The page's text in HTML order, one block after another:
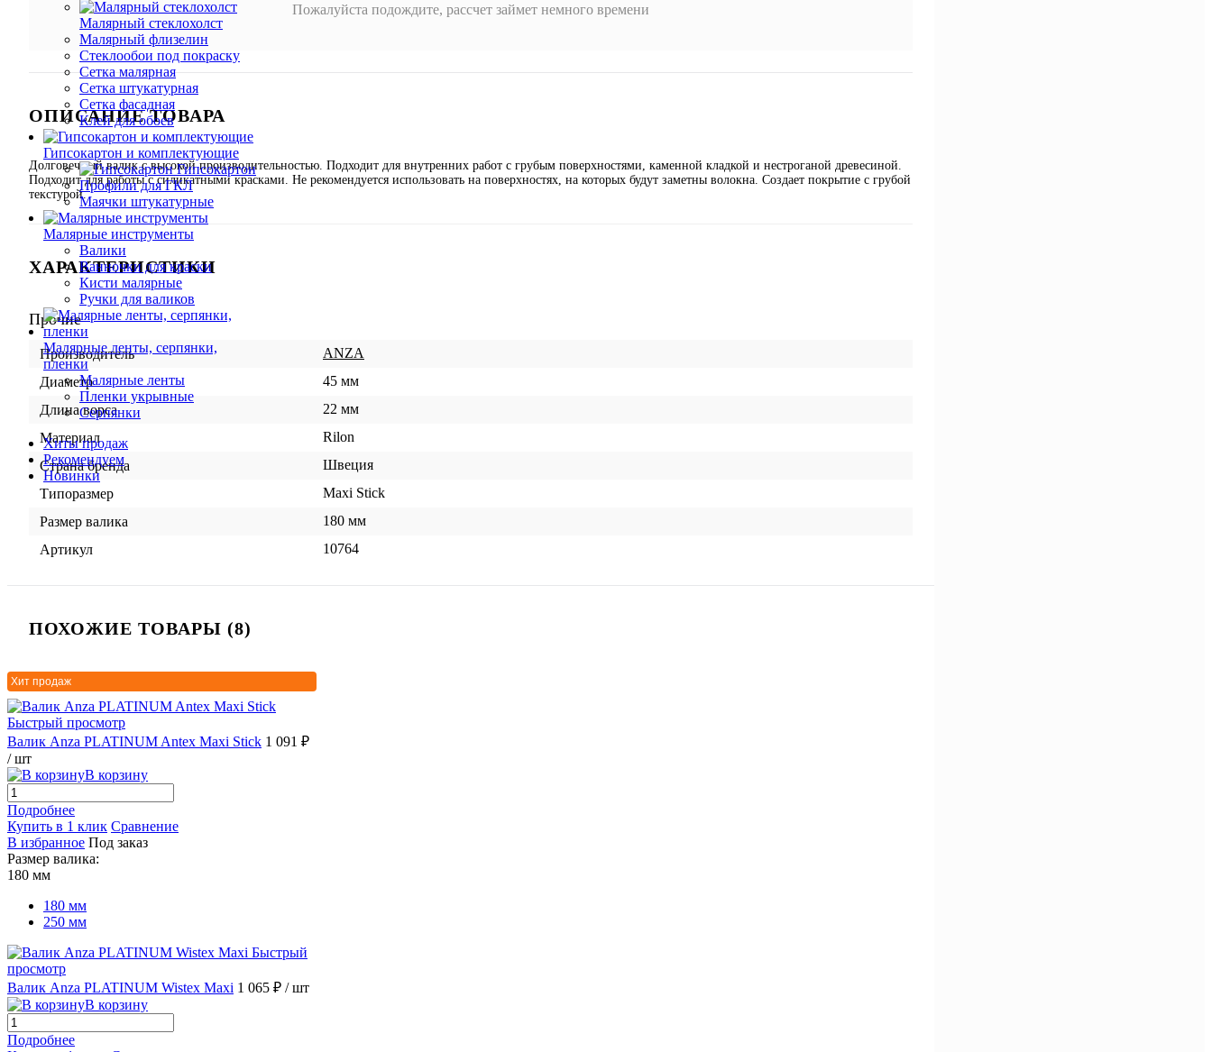
Малярный стеклохолст
Малярный флизелин
Стеклообои под покраску
Сетка малярная
Сетка штукатурная
Сетка фасадная
Клей для обоев
Гипсокартон и комплектующие
Гипсокартон
Профили для ГКЛ
Маячки штукатурные
Малярные инструменты
Валики
Ванночки для краски
Кисти малярные
Ручки для валиков
Малярные ленты, серпянки,
пленки
Малярные ленты
Пленки укрывные
Серпянки
Хиты продаж
Рекомендуем
Новинки
Пожалуйста подождите, рассчет займет немного времени
ОПИСАНИЕ ТОВАРА
Долговечный валик с высокой производительностью. Подходит для внутренних работ с грубым поверхностями, каменной кладкой и нестроганой древесиной.
Подходит для работы с силикатными красками. Не рекомендуется использовать на поверхностях, на которых будут заметны волокна. Создает покрытие с грубой
текстурой.
ХАРАКТЕРИСТИКИ
Прочие
Производитель
ANZA
Диаметр
45 мм
Длина ворса
22 мм
Материал
Rilon
Страна бренда
Швеция
Типоразмер
Maxi Stick
Размер валика
180 мм
Артикул
10764
ПОХОЖИЕ ТОВАРЫ (8)
Хит продаж
Быстрый просмотр
Валик Anza PLATINUM Antex Maxi Stick 1 091 ₽
/ шт
В корзину
Подробнее
Купить в 1 клик Сравнение
В избранное Под заказ
Размер валика:
180 мм
180 мм
250 мм
Быстрый
просмотр
Валик Anza PLATINUM Wistex Maxi 1 065 ₽ / шт
В корзину
Подробнее